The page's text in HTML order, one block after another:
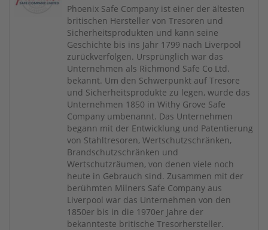
Produkte
Versicherungssummen
Phoenix Safe Company ist einer der ältesten
britischen Hersteller von Tresoren und
Sicherheitsprodukten und kann seine
Geschichte bis ins Jahr 1799 nach Liverpool
zurückverfolgen. Ursprünglich war das
Unternehmen als Richmond Safe Co Ltd.
bekannt. Um den Schwerpunkt auf Tresore
und Sicherheitsprodukte zu legen, wurde das
Unternehmen 1850 in Withy Grove Safe
Company umbenannt. Das Unternehmen
begann mit der Entwicklung und Patentierung
von Stahltresoren, Wertschutzschränken,
Brandschutzschränken und
Wertschutzräumen, von denen viele noch
heute in Gebrauch sind. Zusammen mit der
berühmten Milners Safe Company aus
Liverpool war das Unternehmen von den
1850er bis in die 1970er Jahre der
bekannteste britische Tresorhersteller.